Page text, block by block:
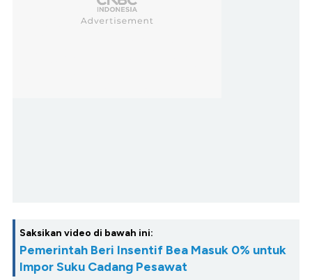
Saksikan video di bawah ini:
Pemerintah Beri Insentif Bea Masuk 0% untuk
Impor Suku Cadang Pesawat